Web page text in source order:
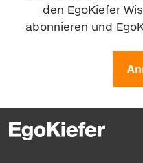
den EgoKiefer
abonnieren und